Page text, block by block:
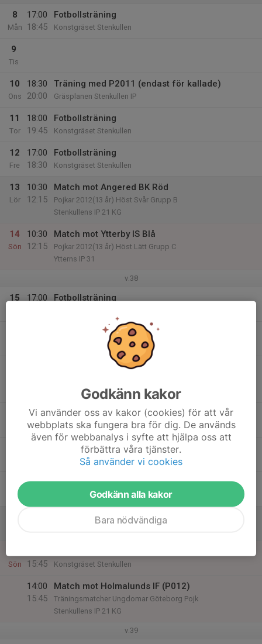
8
Mån
17:00
18:45
Fotbollsträning
Konstgräset Stenkullen
9
Tis
10
Ons
18:30
20:00
Träning med P2011 (endast för kallade)
Gräsplanen Stenkullen IP
11
Tor
18:00
19:45
Fotbollsträning
Konstgräset Stenkullen
12
Fre
17:00
18:30
Fotbollsträning
Konstgräset Stenkullen
13
Lör
10:30
12:15
Match mot Angered BK Röd
Pojkar 2012(13 år) Höst Svår Grupp B
Stenkullens IP 21 KG
14
Sön
10:30
12:15
Match mot Ytterby IS Blå
Pojkar 2012(13 år) Höst Lätt Grupp C
Ytterns IP 31
v.38
15
17:00
Fotbollsträning
Match mot Öjersjö IF Blå
Öjersjö IP 11 Konstgräs
18:30
20:00
Träning med P2011 (endast för kallade)
Gräsplanen Stenkullen IP
Fotbollsträning
Konstgräset Stenkullen
Fre
17:00
Fotbollsträning
Konstgräset Stenkullen
Sön
15:45
Konstgräset Stenkullen
14:00
15:45
Match mot Holmalunds IF (P012)
Träningsmatcher Ungdomar Göteborg Pojk
Stenkullens IP 21 KG
v.39
Godkänn kakor
Vi använder oss av kakor (cookies) för att vår
webbplats ska fungera bra för dig. De används
även för webbanalys i syfte att hjälpa oss att
förbättra våra tjänster.
Så använder vi cookies
Godkänn alla kakor
Bara nödvändiga